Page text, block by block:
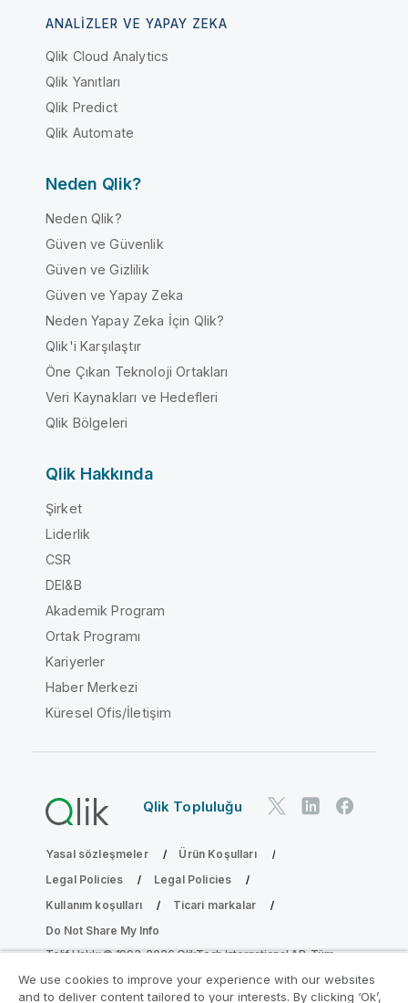
ANALIZLER VE YAPAY ZEKA
Qlik Cloud Analytics
Qlik Yanıtları
Qlik Predict
Qlik Automate
Neden Qlik?
Neden Qlik?
Güven ve Güvenlik
Güven ve Gizlilik
Güven ve Yapay Zeka
Neden Yapay Zeka İçin Qlik?
Qlik'i Karşılaştır
Öne Çıkan Teknoloji Ortakları
Veri Kaynakları ve Hedefleri
Qlik Bölgeleri
Qlik Hakkında
Şirket
Liderlik
CSR
DEI&B
Akademik Program
Ortak Programı
Kariyerler
Haber Merkezi
Küresel Ofis/İletişim
Qlik Topluluğu
Yasal sözleşmeler
Ürün Koşulları
Legal Policies
Legal Policies
Kullanım koşulları
Ticari markalar
Do Not Share My Info
Telif Hakkı © 1993-2026 QlikTech International AB. Tüm
We use cookies to improve your experience with our websites
and to deliver content tailored to your interests. By clicking ‘Ok’,